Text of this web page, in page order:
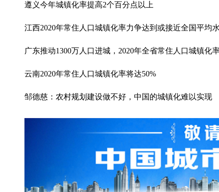
遵义今年城镇化率提高2个百分点以上
江西2020年常住人口城镇化率力争达到或接近全国平均
广东推动1300万人口进城，2020年全省常住人口城镇化
云南2020年常住人口城镇化率将达50%
邹德慈：农村规划建设做不好，中国的城镇化难以实现